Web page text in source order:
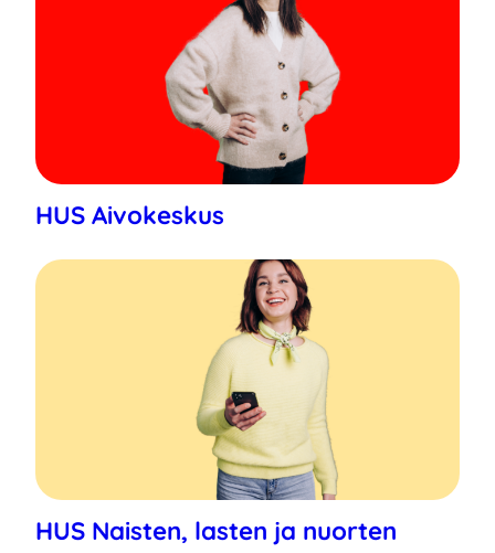
HUS Aivokeskus
HUS Naisten, lasten ja nuorten